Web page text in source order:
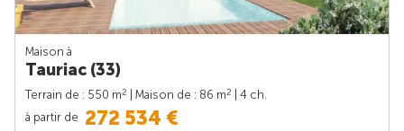
Maison à
Tauriac (33)
Terrain de : 550 m2 | Maison de : 86 m2
| 4 ch.
à partir de 272 534 €